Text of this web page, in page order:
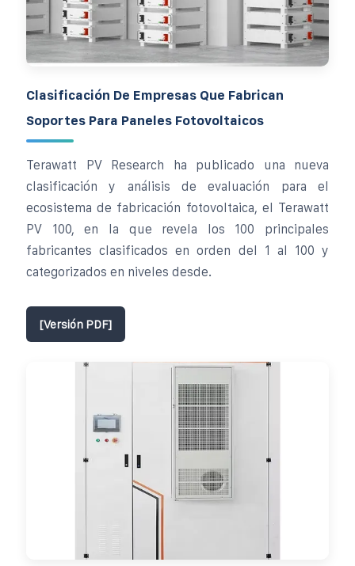
Clasificación De Empresas Que Fabrican
Soportes Para Paneles Fotovoltaicos
Terawatt PV Research ha publicado una nueva
clasificación y análisis de evaluación para el
ecosistema de fabricación fotovoltaica, el Terawatt
PV 100, en la que revela los 100 principales
fabricantes clasificados en orden del 1 al 100 y
categorizados en niveles desde.
[Versión PDF]